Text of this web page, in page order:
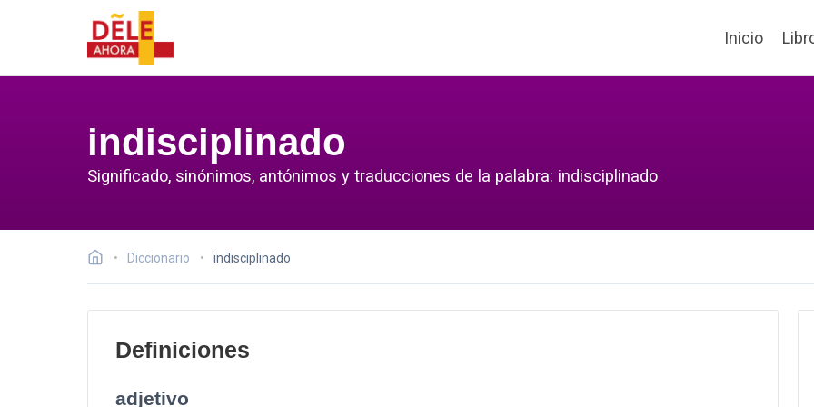
Inicio
indisciplinado
Significado, sinónimos, antónimos y traducciones de la palabra: indisciplinado
Diccionario indisciplinado
Definiciones
adjetivo